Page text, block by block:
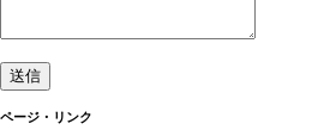
ページ・リンク